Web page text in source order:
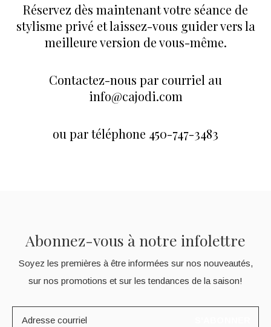
Réservez dès maintenant votre séance de
stylisme privé et laissez-vous guider vers la
meilleure version de vous-même.
Contactez-nous par courriel au
info@cajodi.com
ou par téléphone 450-747-3483
Abonnez-vous à notre infolettre
Soyez les premières à être informées sur nos nouveautés,
sur nos promotions et sur les tendances de la saison!